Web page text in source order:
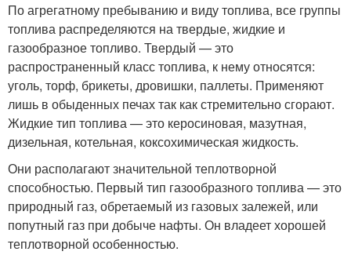
По агрегатному пребыванию и виду топлива, все группы
топлива распределяются на твердые, жидкие и
газообразное топливо. Твердый — это
распространенный класс топлива, к нему относятся:
уголь, торф, брикеты, дровишки, паллеты. Применяют
лишь в обыденных печах так как стремительно сгорают.
Жидкие тип топлива — это керосиновая, мазутная,
дизельная, котельная, коксохимическая жидкость.
Они располагают значительной теплотворной
способностью. Первый тип газообразного топлива — это
природный газ, обретаемый из газовых залежей, или
попутный газ при добыче нафты. Он владеет хорошей
теплотворной особенностью.